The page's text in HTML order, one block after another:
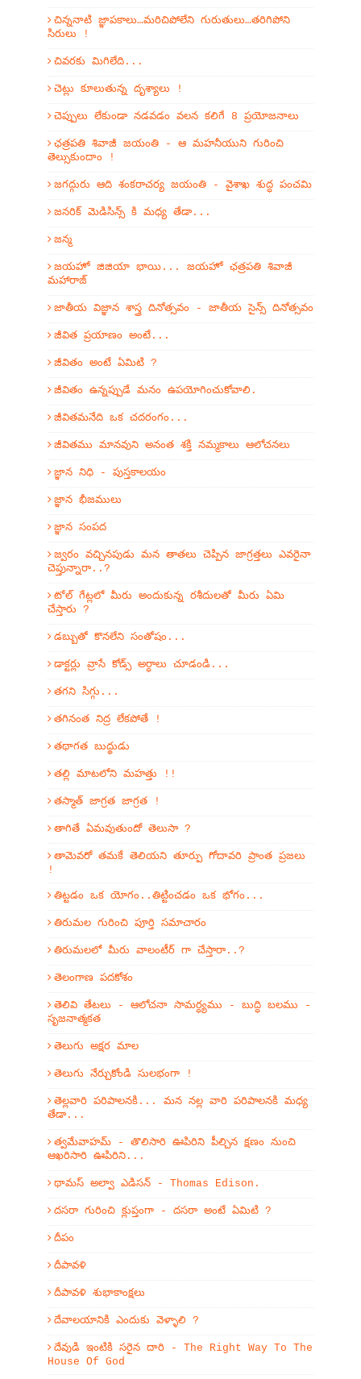
చిన్ననాటి జ్ఞాపకాలు…మరిచిపోలేని గురుతులు…తరిగిపోని
సిరులు !
చివరకు మిగిలేది...
చెట్లు కూలుతున్న దృశ్యాలు !
చెప్పులు లేకుండా నడవడం వలన కలిగే 8 ప్రయోజనాలు
ఛత్రపతి శివాజీ జయంతి - ఆ మహనీయుని గురించి
తెల్సుకుందాం !
జగద్గురు ఆది శంకరాచర్య జయంతి - వైశాఖ శుద్ధ పంచమి
జనరిక్ మెడిసిన్స్ కి మధ్య తేడా...
జన్మ
జయహో జిజియా భాయి... జయహో ఛత్రపతి శివాజీ
మహారాజ్
జాతీయ విజ్ఞాన శాస్త్ర దినోత్సవం - జాతీయ సైన్స్ దినోత్సవం
జీవిత ప్రయాణం అంటే...
జీవితం అంటే ఏమిటి ?
జీవితం ఉన్నప్పుడే మనం ఉపయోగించుకోవాలి.
జీవితమనేది ఒక చదరంగం...
జీవితము మానవుని అనంత శక్తి నమ్మకాలు ఆలోచనలు
జ్ఞాన నిధి - పుస్తకాలయం
జ్ఞాన భీజములు
జ్ఞాన సంపద
జ్వరం వచ్చినపుడు మన తాతలు చెప్పిన జాగ్రత్తలు ఎవరైనా
చెప్తున్నారా..?
టోల్ గేట్లలో మీరు అందుకున్న రశీదులతో మీరు ఏమి
చేస్తారు ?
డబ్బుతో కొనలేని సంతోషం...
డాక్టర్లు వ్రాసే కోడ్స్ అర్ధాలు చూడండి...
తగని సిగ్గు...
తగినంత నిద్ర లేకపోతే !
తథాగత బుద్థుడు
తల్లి మాటలోని మహత్తు !!
తస్మాత్ జాగ్రత జాగ్రత !
తాగితే ఏమవుతుందో తెలుసా ?
తామెవరో తమకే తెలియని తూర్పు గోదావరి ప్రాంత ప్రజలు
!
తిట్టడం ఒక యోగం..తిట్టించడం ఒక భోగం...
తిరుమల గురించి పూర్తి సమాచారం
తిరుమలలో మీరు వాలంటీర్ గా చేస్తారా..?
తెలంగాణ పదకోశం
తెలివి తేటలు - ఆలోచనా సామర్ధ్యము - బుద్ధి బలము -
సృజనాత్మకత
తెలుగు అక్షర మాల
తెలుగు నేర్చుకోండి సులభంగా !
తెల్లవారి పరిపాలనకి... మన నల్ల వారి పరిపాలనకి మధ్య
తేడా...
త్వమేవాహమ్‌ - తొలిసారి ఊపిరిని పీల్చిన క్షణం నుంచి
ఆఖరిసారి ఊపిరిని...
థామస్ అల్వా ఎడిసన్ - Thomas Edison.
దసరా గురించి క్లుప్తంగా - దసరా అంటే ఏమిటి ?
దీపం
దీపావళి
దీపావళి శుభాకాంక్షలు
దేవాలయానికి ఎందుకు వెళ్ళాలి ?
దేవుడి ఇంటికి సరైన దారి - The Right Way To The
House Of God